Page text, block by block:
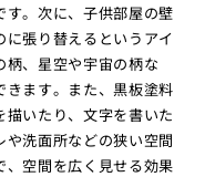
す。次に、子供部屋の壁
張り替えるというアイ
柄、星空や宇宙の柄な
きます。また、黒板塗料
いたり、文字を書いた
洗面所などの狭い空間
、空間を広く見せる効果